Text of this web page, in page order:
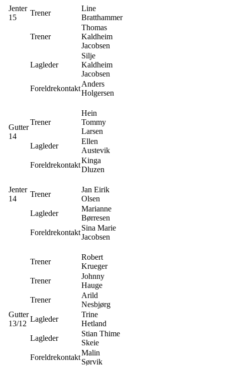
Jenter
15
Trener
Line
Bratthammer
Trener
Thomas
Kaldheim
Jacobsen
Lagleder
Silje
Kaldheim
Jacobsen
Foreldrekontakt
Anders
Holgersen
Gutter
14
Trener
Hein
Tommy
Larsen
Lagleder
Ellen
Austevik
Foreldrekontakt
Kinga
Dluzen
Jenter
14
Trener
Jan Eirik
Olsen
Lagleder
Marianne
Børresen
Foreldrekontakt
Sina Marie
Jacobsen
Gutter
13/12
Trener
Robert
Krueger
Trener
Johnny
Hauge
Trener
Arild
Nesbjørg
Lagleder
Trine
Hetland
Lagleder
Stian Thime
Skeie
Foreldrekontakt
Malin
Sørvik